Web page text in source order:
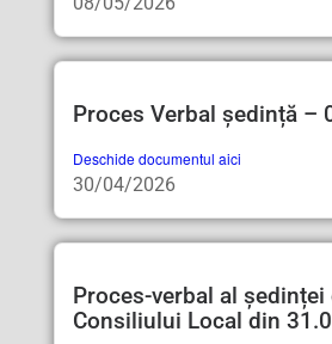
Proces Verbal ședință –
Deschide documentul aici
30/04/2026
Proces-verbal al
Consiliului Local din